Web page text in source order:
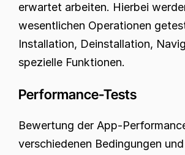
erwartet arbeiten. Hierbei
wesentlichen Operationen
Installation, Deinstallation,
spezielle Funktionen.
Performance-Tests
Bewertung der App-
verschiedenen Bedingungen und